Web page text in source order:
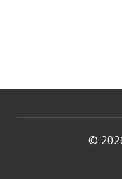
©